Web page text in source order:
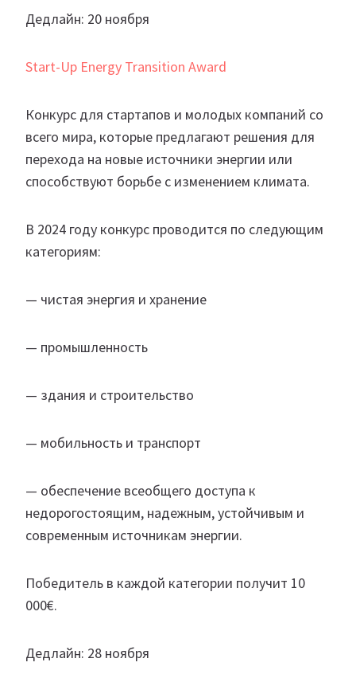
Дедлайн: 20 ноября
Start-Up Energy Transition Award
Конкурс для стартапов и молодых компаний со
всего мира, которые предлагают решения для
перехода на новые источники энергии или
способствуют борьбе с изменением климата.
В 2024 году конкурс проводится по следующим
категориям:
— чистая энергия и хранение
— промышленность
— здания и строительство
— мобильность и транспорт
— обеспечение всеобщего доступа к
недорогостоящим, надежным, устойчивым и
современным источникам энергии.
Победитель в каждой категории получит 10
000€.
Дедлайн: 28 ноября